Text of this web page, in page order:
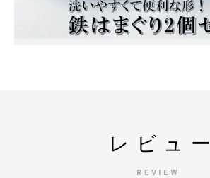
レビュー
REVIEW